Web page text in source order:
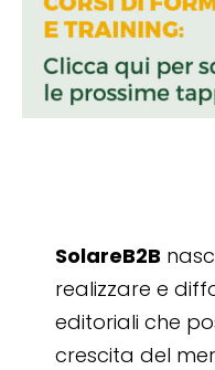
SolareB2B
realizzare e
editoriali che
crescita del